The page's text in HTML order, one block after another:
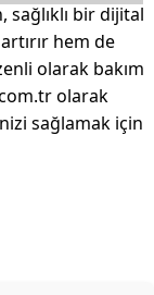
sağlıklı bir dijital
hem de
olarak bakım
olarak
sağlamak için